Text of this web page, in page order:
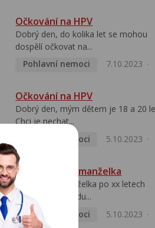
Očkování na HPV
Dobrý den, do kolika let se mohou
dospělí očkovat na...
Pohlavní nemoci
7.10.2023
Očkování na HPV
Dobrý den, mým dětem je 18 a 20
Chci je nechat...
Pohlavní nemoci
5.10.2023
HPV pozitivní manželka
Dobrý den, manželka po xx letech
přivezla z Východu...
Pohlavní nemoci
5.10.2023